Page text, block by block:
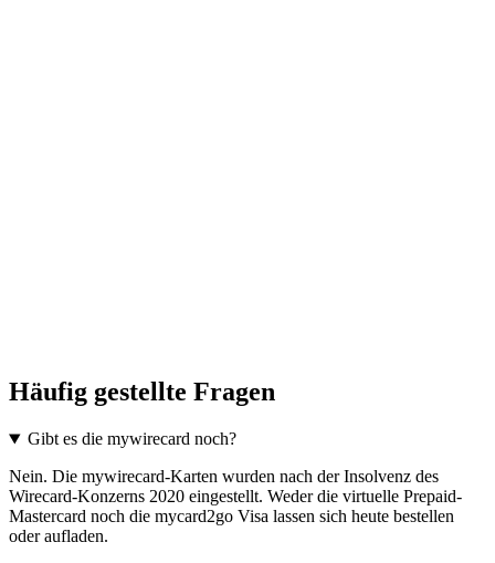
Häufig gestellte Fragen
Gibt es die mywirecard noch?
Nein. Die mywirecard-Karten wurden nach der Insolvenz des
Wirecard-Konzerns 2020 eingestellt. Weder die virtuelle Prepaid-
Mastercard noch die mycard2go Visa lassen sich heute bestellen
oder aufladen.